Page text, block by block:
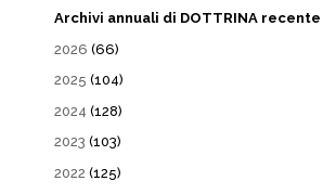
Archivi annuali di DOTTRINA recente
2026 (66)
2025 (104)
2024 (128)
2023 (103)
2022 (125)